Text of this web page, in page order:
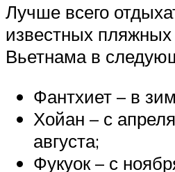
Лучше всего
известных пляжных
Вьетнама в
Фантхиет – в
Хойан – с
августа;
Фукуок – с